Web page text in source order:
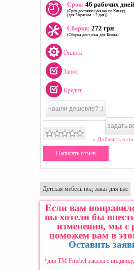
Срок: 46 рабочих дней
(Срок доставки указан по Киеву)
(для Украины + 2 дня))
Сборка: 272 грн
(Сборка доступна для Киева)
Оплата
Занос
Кредит
нашли дешевле? :)
задать
» Добавить в
Написать отзыв
Детская мебель под заказ для вас
Если вам
вы хотели бы
изменения, мы с
поможем вам в
Оставить
*для ТМ Fmebel заказы с